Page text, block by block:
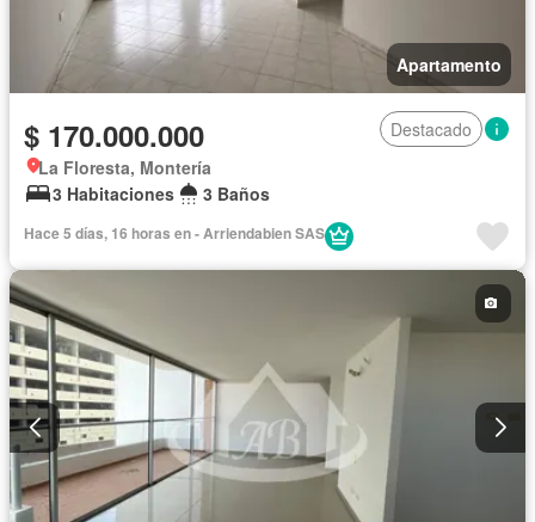
Apartamento
$ 170.000.000
Destacado
La Floresta, Montería
3 Habitaciones
3 Baños
Hace 5 días, 16 horas en - Arriendabien SAS